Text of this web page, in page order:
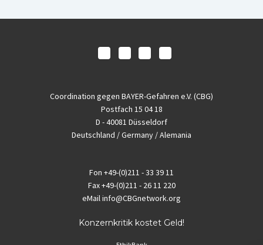
Coordination gegen BAYER-Gefahren e.V. (CBG)
Postfach 15 04 18
D - 40081 Düsseldorf
Deutschland / Germany / Alemania
Fon +49-(0)211 - 33 39 11
Fax+49-(0)211 - 26 11 220
eMailinfo@CBGnetwork.org
Konzernkritik kostet Geld!